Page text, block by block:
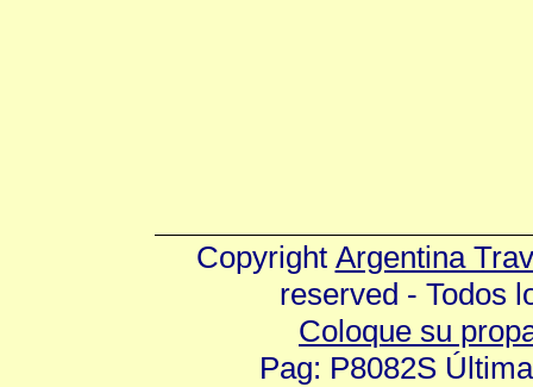
Copyright Argentina
reserved - Todos
Coloque su
Pag: P8082S